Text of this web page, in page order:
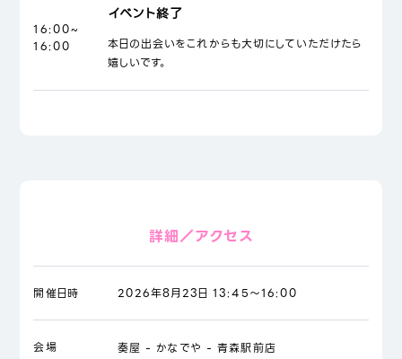
16:00~
16:00
イベント終了
本日の出会いをこれからも大切にしていただけたら
嬉しいです。
詳細／アクセス
開催日時 2026年8月23日 13:45～16:00
会場 奏屋 - かなでや - 青森駅前店